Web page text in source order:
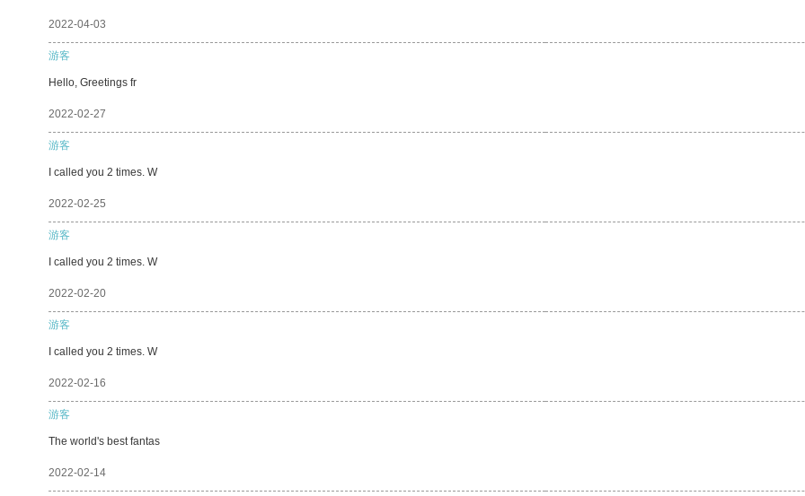
2022-04-03
游客
Hello, Greetings fr
2022-02-27
游客
I called you 2 times. W
2022-02-25
游客
I called you 2 times. W
2022-02-20
游客
I called you 2 times. W
2022-02-16
游客
The world's best fantas
2022-02-14